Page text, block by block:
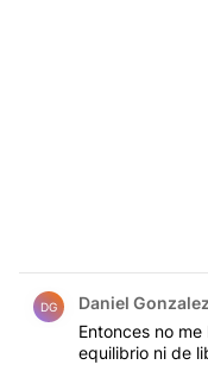
DG Daniel Gonzalez
Entonces no
equilibrio ni de